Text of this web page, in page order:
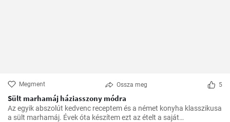
Megment Ossza meg 5
Sült marhamáj háziasszony módra
Az egyik abszolút kedvenc receptem és a német konyha klasszikusa
a sült marhamáj. Évek óta készítem ezt az ételt a saját